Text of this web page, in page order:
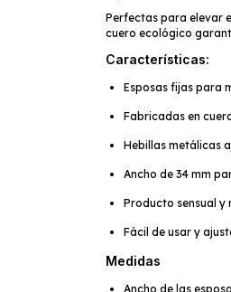
Perfectas para elevar
cuero ecológico
Características:
Esposas fijas para
Fabricadas en
Hebillas metálicas
Ancho de 34 mm
Producto sensual y
Fácil de usar y
Medidas
Ancho de las